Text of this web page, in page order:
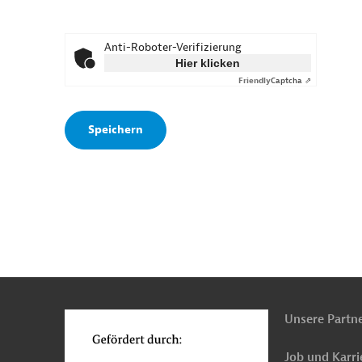
Anti-Roboter-Verifizierung
Hier klicken
FriendlyCaptcha ⇗
Unsere
Job und